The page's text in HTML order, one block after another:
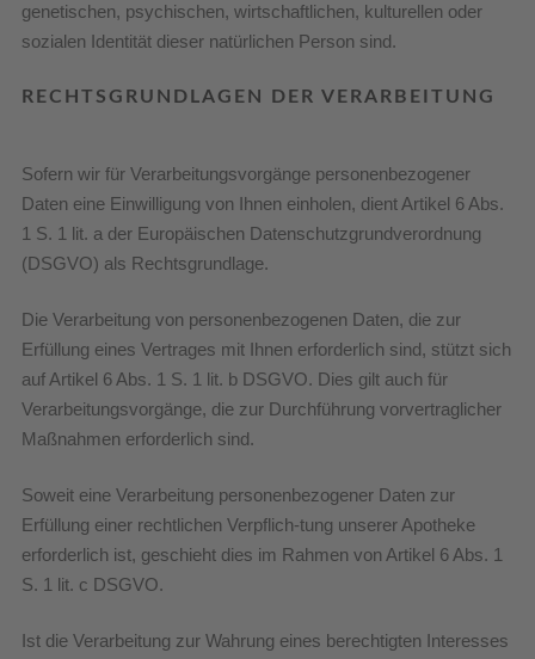
genetischen, psychischen, wirtschaftlichen, kulturellen oder
sozialen Identität dieser natürlichen Person sind.
RECHTSGRUNDLAGEN DER VERARBEITUNG
Sofern wir für Verarbeitungsvorgänge personenbezogener
Daten eine Einwilligung von Ihnen einholen, dient Artikel 6 Abs.
1 S. 1 lit. a der Europäischen Datenschutzgrundverordnung
(DSGVO) als Rechtsgrundlage.
Die Verarbeitung von personenbezogenen Daten, die zur
Erfüllung eines Vertrages mit Ihnen erforderlich sind, stützt sich
auf Artikel 6 Abs. 1 S. 1 lit. b DSGVO. Dies gilt auch für
Verarbeitungsvorgänge, die zur Durchführung vorvertraglicher
Maßnahmen erforderlich sind.
Soweit eine Verarbeitung personenbezogener Daten zur
Erfüllung einer rechtlichen Verpflich-tung unserer Apotheke
erforderlich ist, geschieht dies im Rahmen von Artikel 6 Abs. 1
S. 1 lit. c DSGVO.
Ist die Verarbeitung zur Wahrung eines berechtigten Interesses